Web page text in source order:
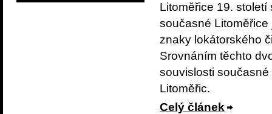
Litoměřice 19.
současné
znaky lokátorského
Srovnáním těchto
souvislosti
Litoměřic.
Celý článek